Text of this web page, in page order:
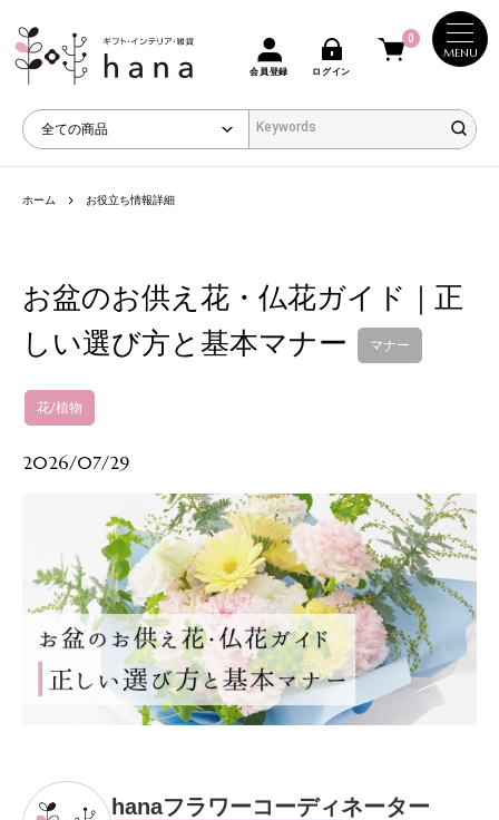
MENU
会員登録 ログイン
0
ホーム お役立ち情報詳細
お盆のお供え花・仏花ガイド｜正
しい選び方と基本マナー
マナー
花/植物
2026/07/29
hanaフラワーコーディネーター